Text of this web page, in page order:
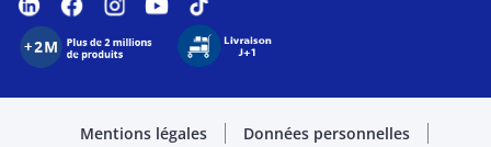
Mentions légales
Données personnelles